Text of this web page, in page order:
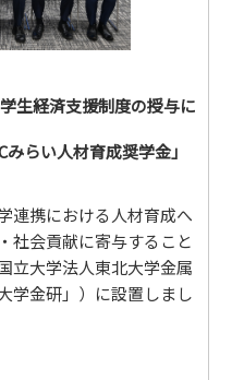
生経済支援制度の授与に
らい人材育成奨学金」
連携における人材育成へ
社会貢献に寄与すること
立大学法人東北大学金属
学金研」）に設置しまし